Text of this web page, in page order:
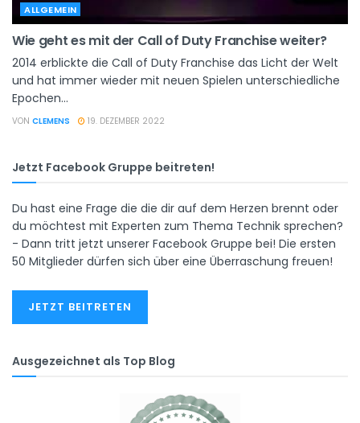
ALLGEMEIN
Wie geht es mit der Call of Duty Franchise weiter?
2014 erblickte die Call of Duty Franchise das Licht der Welt
und hat immer wieder mit neuen Spielen unterschiedliche
Epochen...
VON CLEMENS 19. DEZEMBER 2022
Jetzt Facebook Gruppe beitreten!
Du hast eine Frage die die dir auf dem Herzen brennt oder
du möchtest mit Experten zum Thema Technik sprechen?
- Dann tritt jetzt unserer Facebook Gruppe bei! Die ersten
50 Mitglieder dürfen sich über eine Überraschung freuen!
JETZT BEITRETEN
Ausgezeichnet als Top Blog